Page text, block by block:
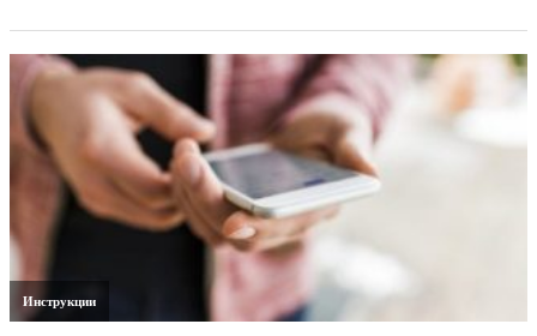
Инструкции